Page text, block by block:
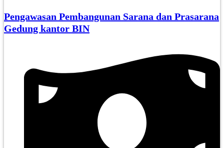
Pengawasan Pembangunan Sarana dan Prasarana
Gedung kantor BIN